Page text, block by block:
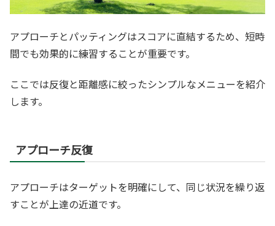
アプローチとパッティングはスコアに直結するため、短時
間でも効果的に練習することが重要です。
ここでは反復と距離感に絞ったシンプルなメニューを紹介
します。
アプローチ反復
アプローチはターゲットを明確にして、同じ状況を繰り返
すことが上達の近道です。